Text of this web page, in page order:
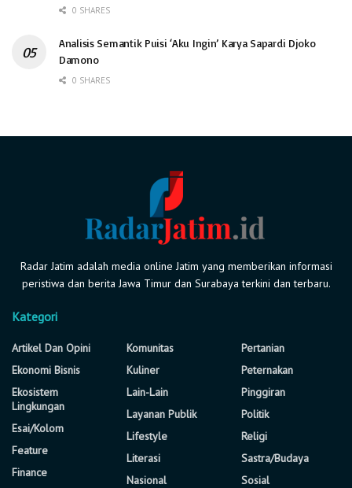
0 SHARES
Analisis Semantik Puisi ‘Aku Ingin’ Karya Sapardi Djoko
Damono
0 SHARES
Radar Jatim adalah media online Jatim yang memberikan informasi
peristiwa dan berita Jawa Timur dan Surabaya terkini dan terbaru.
Kategori
Artikel Dan Opini
Ekonomi Bisnis
Ekosistem
Lingkungan
Esai/Kolom
Feature
Finance
Komunitas
Kuliner
Lain-Lain
Layanan Publik
Lifestyle
Literasi
Nasional
Pertanian
Peternakan
Pinggiran
Politik
Religi
Sastra/Budaya
Sosial